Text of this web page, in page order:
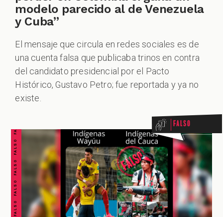
modelo parecido al de Venezuela
y Cuba”
El mensaje que circula en redes sociales es de
una cuenta falsa que publicaba trinos en contra
del candidato presidencial por el Pacto
Histórico, Gustavo Petro; fue reportada y ya no
existe.
FALSO FALSO FALSO FALSO FALSO FALSO FALSO Falso